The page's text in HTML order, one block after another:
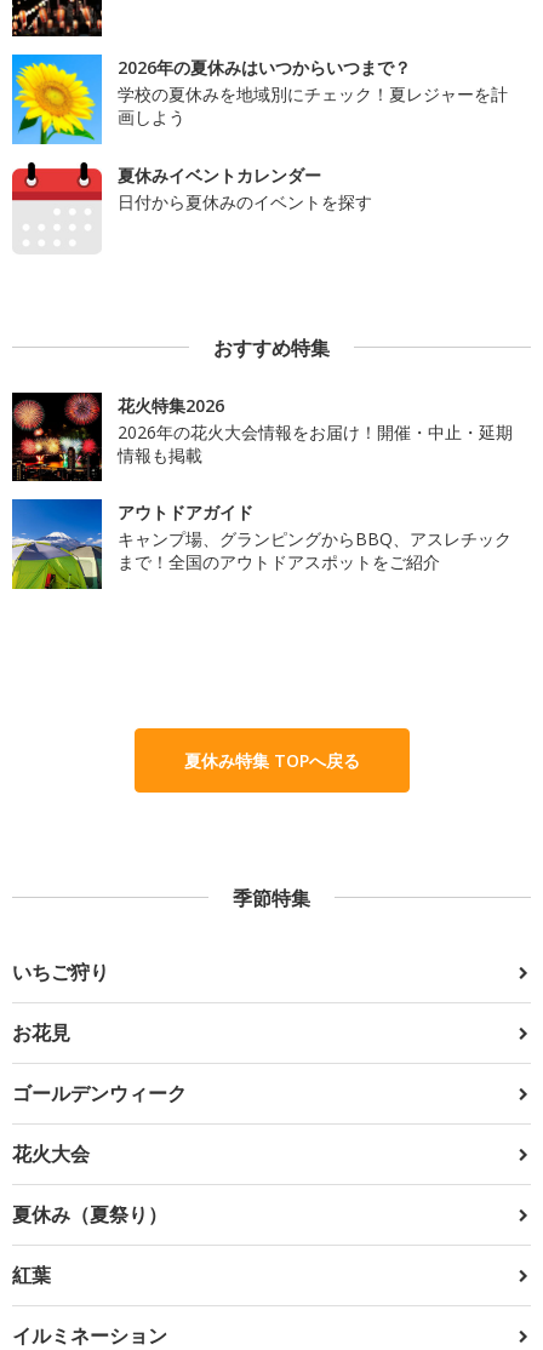
2026年の夏休みはいつからいつまで？
学校の夏休みを地域別にチェック！夏レジャーを計
画しよう
夏休みイベントカレンダー
日付から夏休みのイベントを探す
おすすめ特集
花火特集2026
2026年の花火大会情報をお届け！開催・中止・延期
情報も掲載
アウトドアガイド
キャンプ場、グランピングからBBQ、アスレチック
まで！全国のアウトドアスポットをご紹介
夏休み特集 TOPへ戻る
季節特集
いちご狩り
お花見
ゴールデンウィーク
花火大会
夏休み（夏祭り）
紅葉
イルミネーション